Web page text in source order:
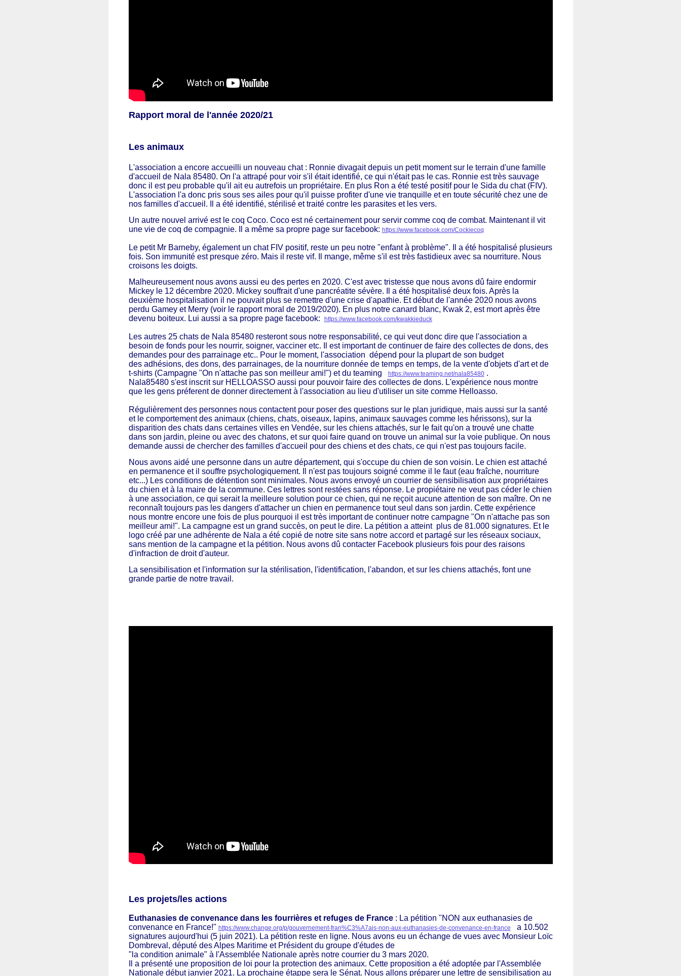
Rapport moral de l'année 2020/21
Les animaux
L'association a encore accueilli un nouveau chat : Ronnie divagait depuis un petit moment sur le terrain d'une famille
d'accueil de Nala 85480. On l'a attrapé pour voir s'il était identifié, ce qui n'était pas le cas. Ronnie est très sauvage
donc il est peu probable qu'il ait eu autrefois un propriétaire. En plus Ron a été testé positif pour le Sida du chat (FIV).
L'association l'a donc pris sous ses ailes pour qu'il puisse profiter d'une vie tranquille et en toute sécurité chez une de
nos familles d'accueil. Il a été identifié, stérilisé et traité contre les parasites et les vers.
Un autre nouvel arrivé est le coq Coco. Coco est né certainement pour servir comme coq de combat. Maintenant il vit
une vie de coq de compagnie. Il a même sa propre page sur facebook: https://www.facebook.com/Cockiecoq
Le petit Mr Barneby, également un chat FIV positif, reste un peu notre "enfant à problème". Il a été hospitalisé plusieurs
fois. Son immunité est presque zéro. Mais il reste vif. Il mange, même s'il est très fastidieux avec sa nourriture. Nous
croisons les doigts.
Malheureusement nous avons aussi eu des pertes en 2020. C'est avec tristesse que nous avons dû faire endormir
Mickey le 12 décembre 2020. Mickey souffrait d'une pancréatite sévère. Il a été hospitalisé deux fois. Après la
deuxième hospitalisation il ne pouvait plus se remettre d'une crise d'apathie. Et début de l'année 2020 nous avons
perdu Gamey et Merry (voir le rapport moral de 2019/2020). En plus notre canard blanc, Kwak 2, est mort après être
devenu boiteux. Lui aussi a sa propre page facebook:
https://www.facebook.com/kwakkieduck
Les autres 25 chats de Nala 85480 resteront sous notre responsabilité, ce qui veut donc dire que l'association a
besoin de fonds pour les nourrir, soigner, vacciner etc. Il est important de continuer de faire des collectes de dons, des
demandes pour des parrainage etc.. Pour le moment, l'association dépend pour la plupart de son budget
des adhésions, des dons, des parrainages, de la nourriture donnée de temps en temps, de la vente d'objets d'art et de
t-shirts (Campagne "On n'attache pas son meilleur ami!") et du teaming
https://www.teaming.net/nala85480.
Nala85480 s'est inscrit sur HELLOASSO aussi pour pouvoir faire des collectes de dons. L'expérience nous montre
que les gens préferent de donner directement à l'association au lieu d'utiliser un site comme Helloasso.
Régulièrement des personnes nous contactent pour poser des questions sur le plan juridique, mais aussi sur la santé
et le comportement des animaux (chiens, chats, oiseaux, lapins, animaux sauvages comme les hérissons), sur la
disparition des chats dans certaines villes en Vendée, sur les chiens attachés, sur le fait qu'on a trouvé une chatte
dans son jardin, pleine ou avec des chatons, et sur quoi faire quand on trouve un animal sur la voie publique. On nous
demande aussi de chercher des familles d'accueil pour des chiens et des chats, ce qui n'est pas toujours facile.
Nous avons aidé une personne dans un autre département, qui s'occupe du chien de son voisin. Le chien est attaché
en permanence et il souffre psychologiquement. Il n'est pas toujours soigné comme il le faut (eau fraîche, nourriture
etc...) Les conditions de détention sont minimales. Nous avons envoyé un courrier de sensibilisation aux propriétaires
du chien et à la maire de la commune. Ces lettres sont restées sans réponse. Le propiétaire ne veut pas céder le chien
à une association, ce qui serait la meilleure solution pour ce chien, qui ne reçoit aucune attention de son maître. On ne
reconnaît toujours pas les dangers d'attacher un chien en permanence tout seul dans son jardin. Cette expérience
nous montre encore une fois de plus pourquoi il est très important de continuer notre campagne "On n'attache pas son
meilleur ami!". La campagne est un grand succès, on peut le dire. La pétition a atteint plus de 81.000 signatures. Et le
logo créé par une adhérente de Nala a été copié de notre site sans notre accord et partagé sur les réseaux sociaux,
sans mention de la campagne et la pétition. Nous avons dû contacter Facebook plusieurs fois pour des raisons
d'infraction de droit d'auteur.
La sensibilisation et l'information sur la stérilisation, l'identification, l'abandon, et sur les chiens attachés, font une
grande partie de notre travail.
Les projets/les actions
Euthanasies de convenance dans les fourrières et refuges de France : La pétition "NON aux euthanasies de
convenance en France!" https://www.change.org/p/gouvernement-fran%C3%A7ais-non-aux-euthanasies-de-convenance-en-france
a 10.502
signatures aujourd'hui (5 juin 2021). La pétition reste en ligne. Nous avons eu un échange de vues avec Monsieur Loïc
Dombreval , député des Alpes Maritime et Président du groupe d'études de
"la condition animale" à l'Assemblée Nationale après notre courrier du 3 mars 2020.
Il a présenté une proposition de loi pour la protection des animaux. Cette proposition a été adoptée par l'Assemblée
Nationale début janvier 2021. La prochaine étappe sera le Sénat. Nous allons préparer une lettre de sensibilisation au